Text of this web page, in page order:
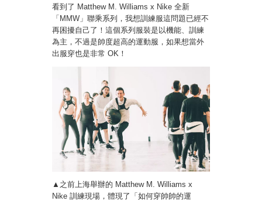
看到了 Matthew M. Williams x Nike 全新
「MMW」聯乘系列，我想訓練服這問題已經不
再困擾自己了！這個系列服裝是以機能、訓練
為主，不過是帥度超高的運動服，如果想當外
出服穿也是非常 OK！
▲之前上海舉辦的 Matthew M. Williams x
Nike 訓練現場，體現了「如何穿帥帥的運